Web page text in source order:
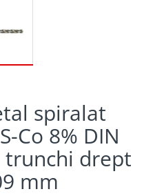
spiralat
Co 8% DIN
trunchi drept
mm